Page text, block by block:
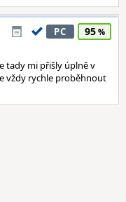
PC 95
tady mi přišly úplně v
vždy rychle proběhnout